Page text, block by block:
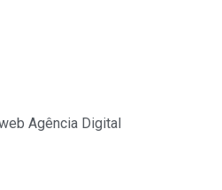
Agência Digital